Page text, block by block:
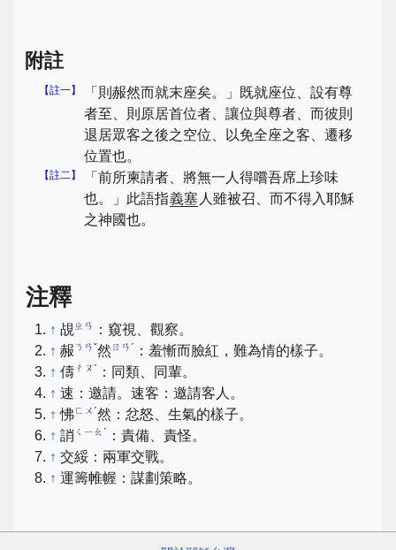
附註
【註一】
「則赧然而就末座矣。」既就座位、設有尊
者至、則原居首位者、讓位與尊者、而彼則
退居眾客之後之空位、以免全座之客、遷移
位置也。
【註二】
「前所柬請者、將無一人得嚐吾席上珍味
也。」此語指義塞 人雖被召、而不得入耶穌
之神國也。
注釋
↑ 覘 ㄓㄢ
：窺視、觀察。
↑ 赧 ㄋㄢˇ然 ㄖㄢˊ
：羞慚而臉紅，難為情的樣子。
↑ 儔 ㄔㄡˊ
：同類、同輩。
↑ 速：邀請。速客：邀請客人。
↑ 怫ㄈㄨˊ然：忿怒、生氣的樣子。
↑ 誚 ㄑㄧㄠˋ
：責備、責怪。
↑ 交綏：兩軍交戰。
↑ 運籌帷幄：謀劃策略。